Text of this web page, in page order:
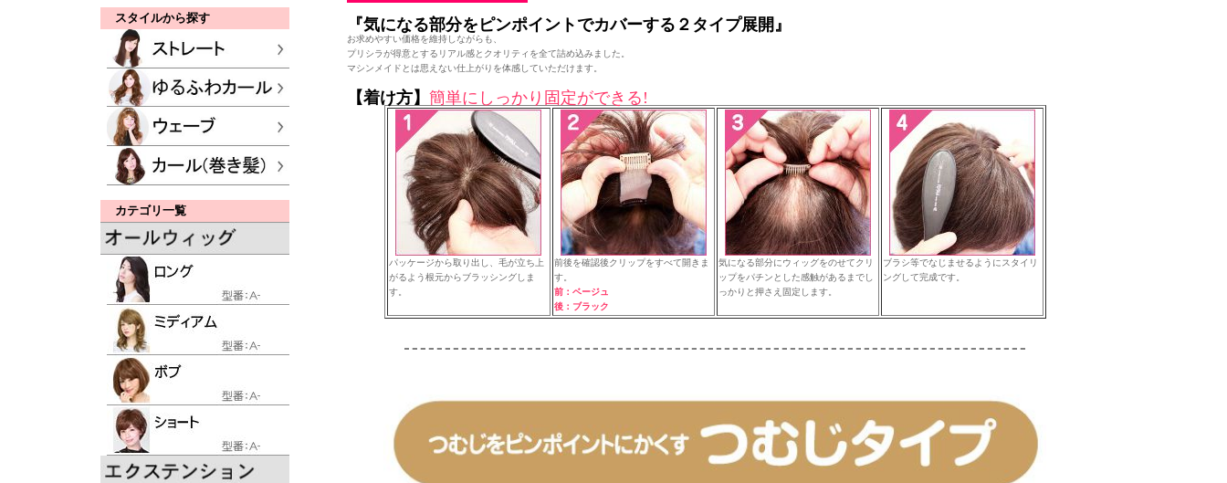
スタイルから探す
カテゴリ一覧
『気になる部分をピンポイントでカバーする２タイプ展開』
お求めやすい価格を維持しながらも、
プリシラが得意とするリアル感とクオリティを全て詰め込みました。
マシンメイドとは思えない仕上がりを体感していただけます。
【着け方】 簡単にしっかり固定ができる!
パッケージから取り出し、毛が立ち上
がるよう根元からブラッシングしま
す。
前後を確認後クリップをすべて開きま
す。
前：ベージュ
後：ブラック
気になる部分にウィッグをのせてクリ
ップをパチンとした感触があるまでし
っかりと押さえ固定します。
ブラシ等でなじませるようにスタイリ
ングして完成です。